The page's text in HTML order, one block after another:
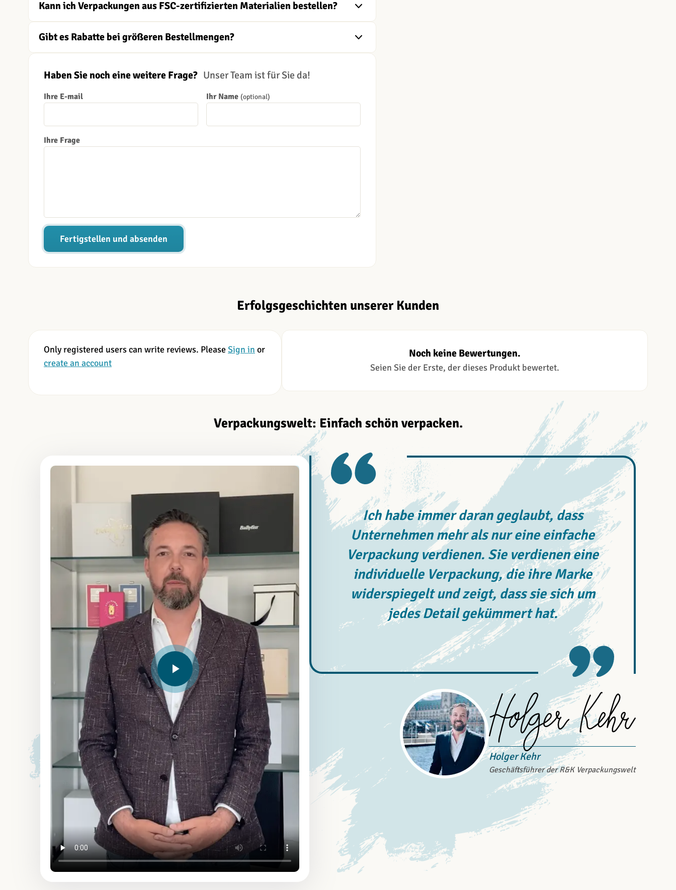
Kann ich Verpackungen aus FSC-zertifizierten Materialien bestellen?
Gibt es Rabatte bei größeren Bestellmengen?
Haben Sie noch eine weitere Frage? Unser Team ist für Sie da!
Ihre E-mail Ihr Name (optional)
Ihre Frage
Fertigstellen und absenden
Erfolgsgeschichten unserer Kunden
Only registered users can write reviews. PleaseSign in or
create an account
Noch keine Bewertungen.
Seien Sie der Erste, der dieses Produkt bewertet.
Verpackungswelt: Einfach schön verpacken.
Ich habe immer daran geglaubt, dass
Unternehmen mehr als nur eine einfache
Verpackung verdienen. Sie verdienen eine
individuelle Verpackung, die ihre Marke
widerspiegelt und zeigt, dass sie sich um
jedes Detail gekümmert hat.
Holger Kehr
Geschäftsführer der R&K Verpackungswelt